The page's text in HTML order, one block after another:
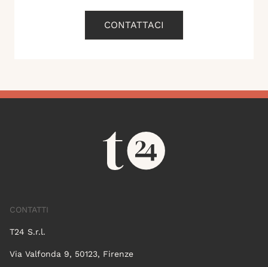
CONTATTACI
CONTATTI
T24 S.r.l.
Via Valfonda 9, 50123, Firenze